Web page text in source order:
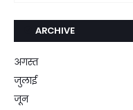
ARCHIVE
अगस्त
जुलाई
जून